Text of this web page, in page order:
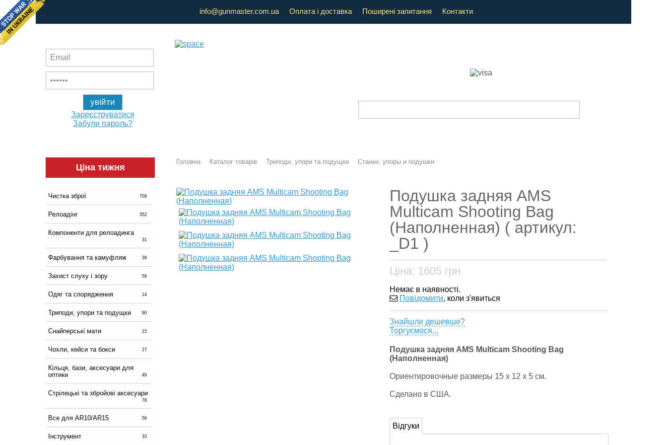
info@gunmaster.com.ua Оплата і доставка Поширені запитання Контакти
Зареєструватися
Забули пароль?
Ціна тижня
Чистка зброї 709
Релоадінг 352
Компоненти для релоадинга
31
Фарбування та камуфляж 38
Захист слуху і зору 59
Одяг та спорядження 14
Триподи, упори та подущки 90
Снайперські мати 15
Чохли, кейси та бокси 27
Кільця, бази, аксесуари для
оптики
49
Стрілецькі та збройові аксесуари
78
Все для AR10/AR15 56
Інструмент 33
Головна Каталог товарів Триподи, упори та подущки Станки, упоры и подушки
Подушка задняя AMS
Multicam Shooting Bag
(Наполненная) ( артикул:
_D1 )
Ціна: 1605 грн.
Немає в наявності.
Повідомити, коли з'явиться
Знайшли дешевше?
Торгуємося...
Подушка задняя AMS Multicam Shooting Bag
(Наполненная)
Ориентировочные размеры 15 х 12 х 5 см.
Сделано в США.
Відгуки